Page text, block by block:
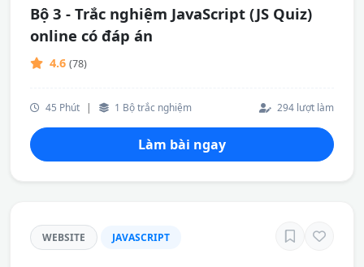
Bộ 3 - Trắc nghiệm JavaScript (JS Quiz)
online có đáp án
4.6 (78)
45 Phút | 1 Bộ trắc nghiệm 294 lượt làm
Làm bài ngay
WEBSITE JAVASCRIPT